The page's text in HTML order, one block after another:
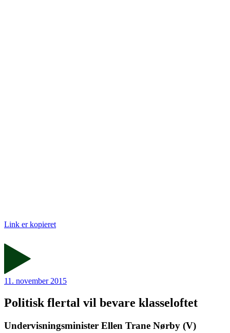
Link er kopieret
11. november 2015
Politisk flertal vil bevare klasseloftet
Undervisningsminister Ellen Trane Nørby (V)